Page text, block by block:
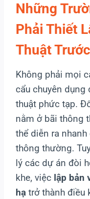
Những
Phải Thiết
Thuật
Không phải mọi
cẩu chuyên dụng
thuật phức tạp.
nằm ở bãi thông
thể diễn ra
thông thường.
lý các dự án đòi
khe, việc lập bản
hạ trở thành điều